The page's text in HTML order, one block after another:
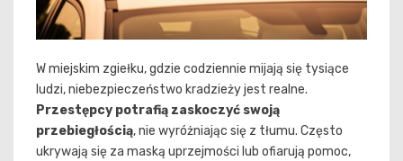
W miejskim zgiełku, gdzie codziennie mijają się tysiące
ludzi, niebezpieczeństwo kradzieży jest realne.
Przestępcy potrafią zaskoczyć swoją
przebiegłością, nie wyróżniając się z tłumu. Często
ukrywają się za maską uprzejmości lub ofiarują pomoc,